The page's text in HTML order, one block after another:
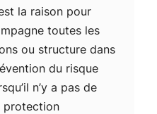
la raison pour
toutes les
ou structure dans
du risque
n’y a pas de
protection